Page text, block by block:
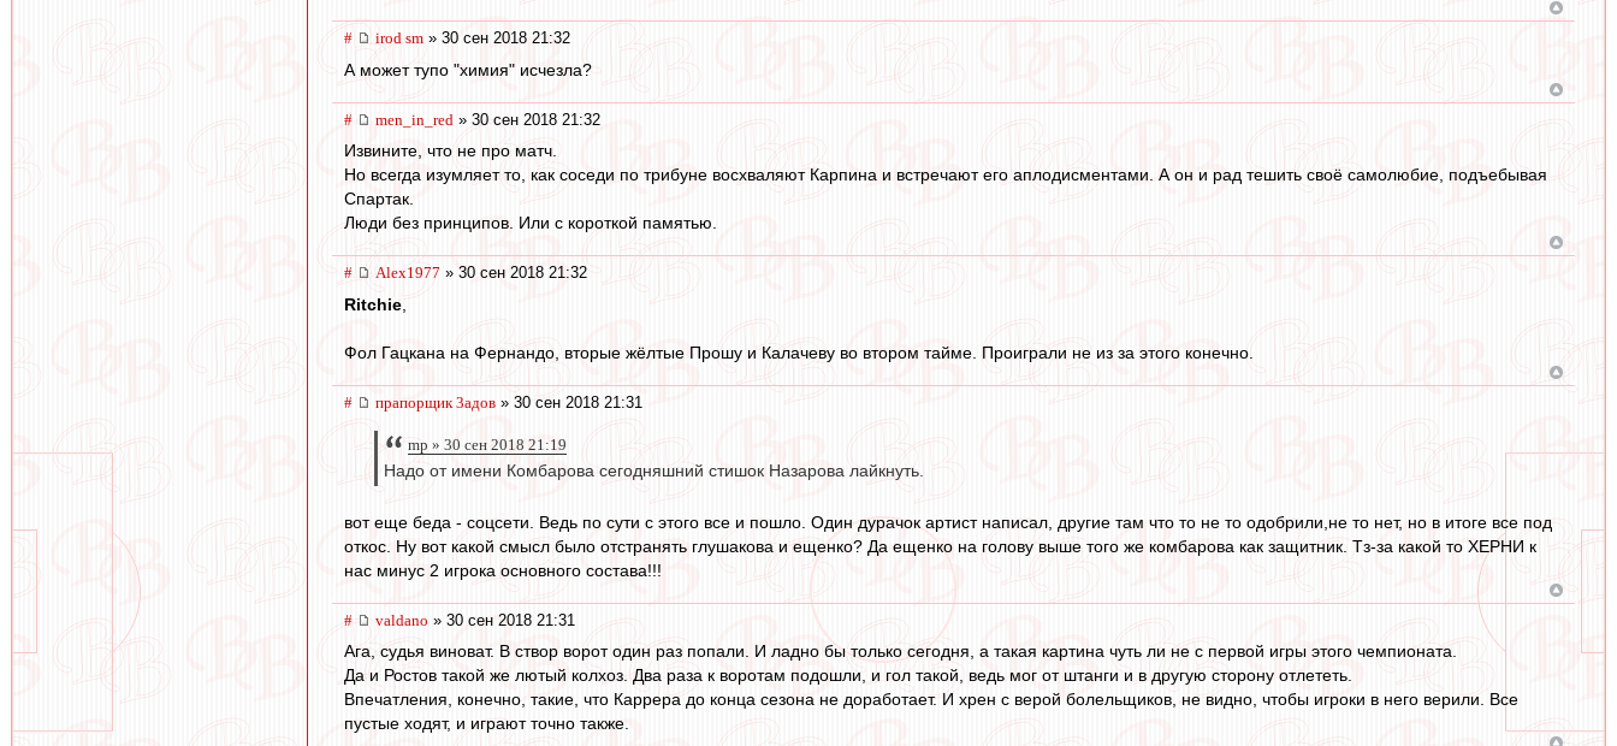
# irod sm » 30 сен 2018 21:32
А может тупо "химия" исчезла?
# men_in_red » 30 сен 2018 21:32
Извините, что не про матч.
Но всегда изумляет то, как соседи по трибуне восхваляют Карпина и встречают его аплодисментами. А он и рад тешить своё самолюбие, подъебывая
Спартак.
Люди без принципов. Или с короткой памятью.
# Alex1977 » 30 сен 2018 21:32
Ritchie
Фол Гацкана на Фернандо, вторые жёлтые Прошу и Калачеву во втором тайме. Проиграли не из за этого конечно.
# прапорщик 3адoв » 30 сен 2018 21:31
mp » 30 сен 2018 21:19
Надо от имени Комбарова сегодняшний стишок Назарова лайкнуть.
вот еще беда - соцсети. Ведь по сути с этого все и пошло. Один дурачок артист написал, другие там что то не то одобрили,не то нет, но в итоге все под
откос. Ну вот какой смысл было отстранять глушакова и ещенко? Да ещенко на голову выше того же комбарова как защитник. Тз-за какой то ХЕРНИ к
нас минус 2 игрока основного состава!!!
# valdano » 30 сен 2018 21:31
Ага, судья виноват. В створ ворот один раз попали. И ладно бы только сегодня, а такая картина чуть ли не с первой игры этого чемпионата.
Да и Ростов такой же лютый колхоз. Два раза к воротам подошли, и гол такой, ведь мог от штанги и в другую сторону отлететь.
Впечатления, конечно, такие, что Каррера до конца сезона не доработает. И хрен с верой болельщиков, не видно, чтобы игроки в него верили. Все
пустые ходят, и играют точно также.